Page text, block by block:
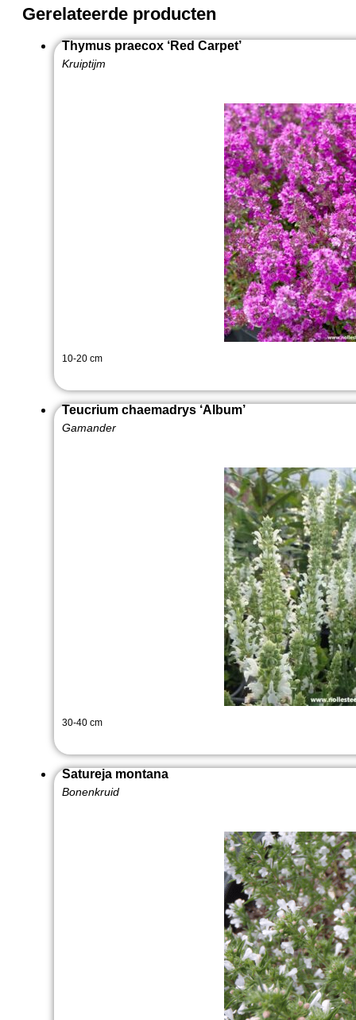
Gerelateerde producten
Thymus praecox ‘Red Carpet’
Kruiptijm
10-20 cm
Teucrium chaemadrys ‘Album’
Gamander
30-40 cm
Satureja montana
Bonenkruid